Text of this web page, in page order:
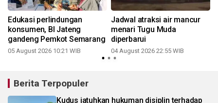
Edukasi perlindungan
konsumen, BI Jateng
gandeng Pemkot Semarang
05 August 2026 10:21 WIB
Jadwal atraksi air mancur
menari Tugu Muda
diperbarui
04 August 2026 22:55 WIB
Berita Terpopuler
Kudus jatuhkan hukuman disiplin terhadap